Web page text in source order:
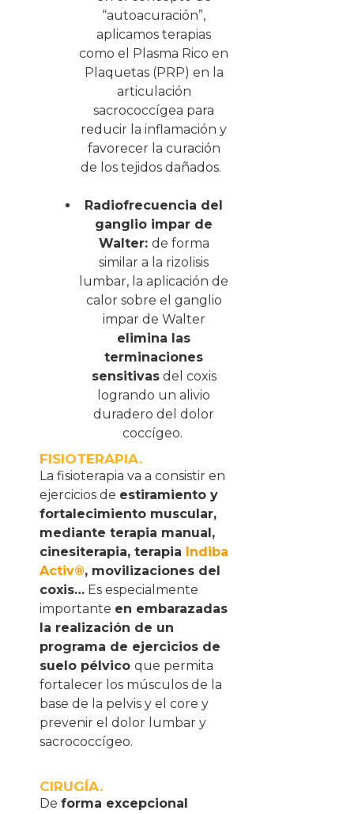
“autoacuración”,
aplicamos terapias
como el Plasma Rico en
Plaquetas (PRP) en la
articulación
sacrococcígea para
reducir la inflamación y
favorecer la curación
de los tejidos dañados.
Radiofrecuencia del
ganglio impar de
Walter: de forma
similar a la rizolisis
lumbar, la aplicación de
calor sobre el ganglio
impar de Walter
elimina las
terminaciones
sensitivasdel coxis
logrando un alivio
duradero del dolor
coccígeo.
FISIOTERAPIA.
La fisioterapia va a consistir en
ejercicios de estiramiento y
fortalecimiento muscular,
mediante terapia manual,
cinesiterapia, terapia Indiba
Activ®, movilizaciones del
coxis… Es especialmente
importante en embarazadas
la realización de un
programa de ejercicios de
suelo pélvico que permita
fortalecer los músculos de la
base de la pelvis y el core y
prevenir el dolor lumbar y
sacrococcígeo.
CIRUGÍA.
De forma excepcional